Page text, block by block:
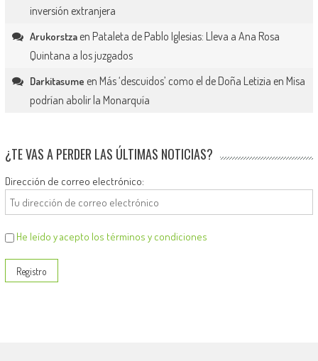
inversión extranjera
Arukorstzaen Pataleta de Pablo Iglesias: Lleva a Ana Rosa
Quintana a los juzgados
Darkitasume en Más ‘descuidos’ como el de Doña Letizia en Misa
podrían abolir la Monarquía
¿TE VAS A PERDER LAS ÚLTIMAS NOTICIAS?
Dirección de correo electrónico:
He leído y acepto los términos y condiciones